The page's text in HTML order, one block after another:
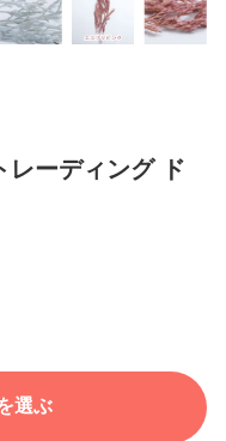
レーディング ド
選ぶ